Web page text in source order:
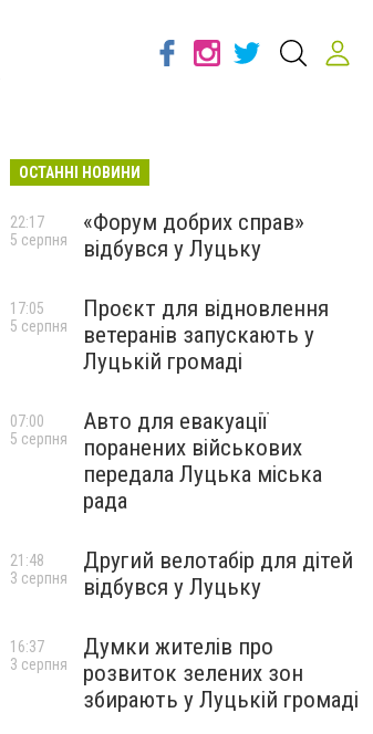
ОСТАННІ НОВИНИ
«Форум добрих справ»
відбувся у Луцьку
22:17
5 серпня
Проєкт для відновлення
ветеранів запускають у
Луцькій громаді
17:05
5 серпня
Авто для евакуації
поранених військових
передала Луцька міська
рада
07:00
5 серпня
Другий велотабір для дітей
відбувся у Луцьку
21:48
3 серпня
Думки жителів про
розвиток зелених зон
збирають у Луцькій громаді
16:37
3 серпня